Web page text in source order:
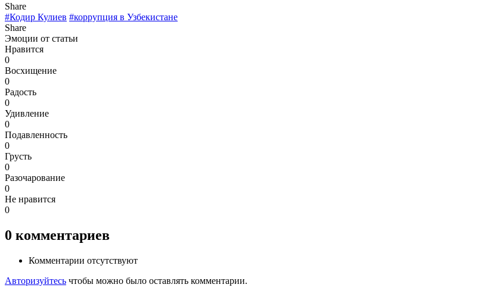
Share
#Кодир Кулиев #коррупция в Узбекистане
Share
Эмоции от статьи
Нравится
0
Восхищение
0
Радость
0
Удивление
0
Подавленность
0
Грусть
0
Разочарование
0
Не нравится
0
0 комментариев
Комментарии отсутствуют
Авторизуйтесь чтобы можно было оставлять комментарии.